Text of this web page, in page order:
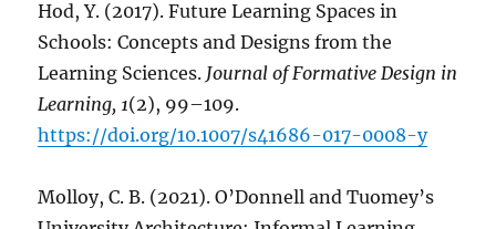
Hod, Y. (2017). Future Learning Spaces in
Schools: Concepts and Designs from the
Learning Sciences. Journal of Formative Design in
Learning, 1(2), 99–109.
https://doi.org/10.1007/s41686-017-0008-y
Molloy, C. B. (2021). O’Donnell and Tuomey’s